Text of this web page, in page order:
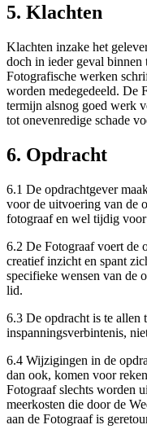
5. Klachten
Klachten inzake het
doch in ieder geval
Fotografische werken
worden medegedeeld. De
termijn alsnog goed werk
tot onevenredige schade
6. Opdracht
6.1 De opdrachtgever
voor de uitvoering van de
fotograaf en wel tijdig
6.2 De Fotograaf voert de
creatief inzicht en spant
specifieke wensen van de
lid.
6.3 De opdracht is te allen
inspanningsverbintenis,
6.4 Wijzigingen in de
dan ook, komen voor
Fotograaf slechts worden
meerkosten die door de
aan de Fotograaf is